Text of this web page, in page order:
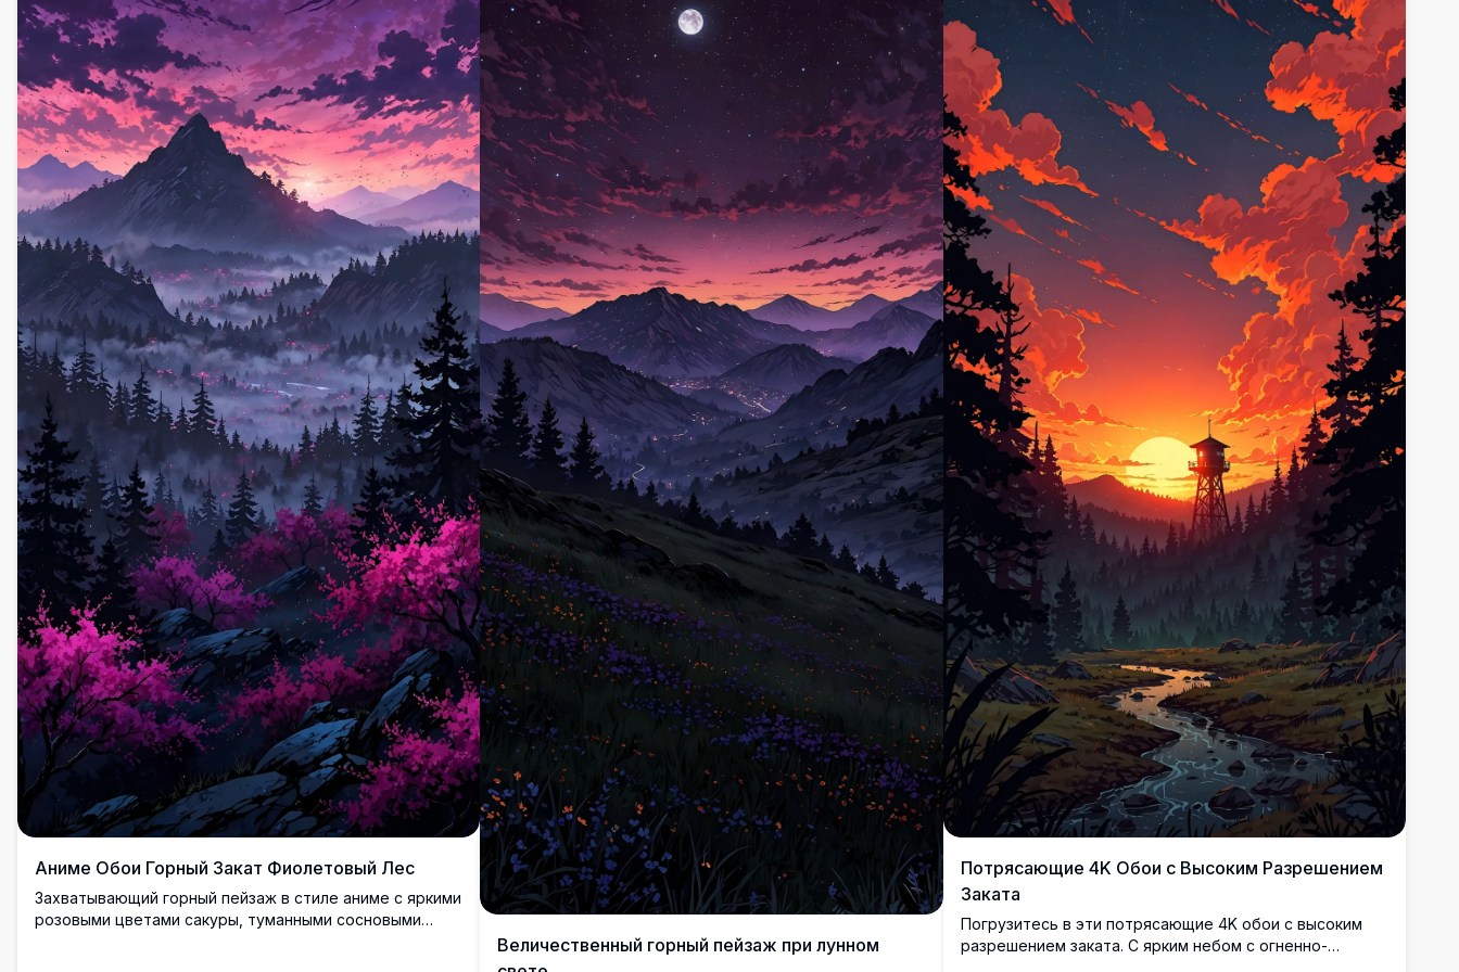
Аниме Обои Горный Закат Фиолетовый Лес
Захватывающий горный пейзаж в стиле аниме с яркими
розовыми цветами сакуры, туманными сосновыми
Величественный горный пейзаж при лунном
Потрясающие 4K Обои с Высоким Разрешением
Заката
Погрузитесь в эти потрясающие 4K обои с высоким
разрешением заката. С ярким небом с огненно-